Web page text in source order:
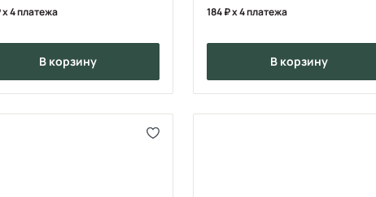
x 4 платежа
в корзину
184 x 4 платежа
в корзину